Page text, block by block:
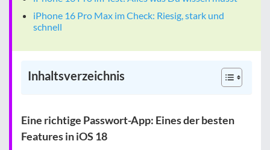
iPhone 16 Pro Max im Check: Riesig, stark und
schnell
Inhaltsverzeichnis
Eine richtige Passwort-App: Eines der besten
Features in iOS 18